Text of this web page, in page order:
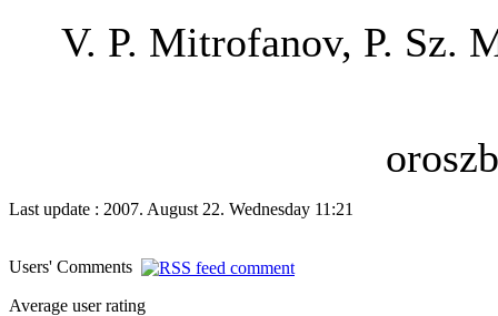
V. P. Mitrofanov, P. Sz.
Last update : 2007. August 22. Wednesday 11:21
Users' Comments
Average user rating